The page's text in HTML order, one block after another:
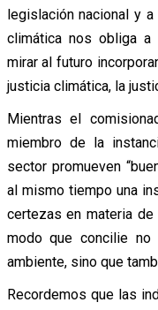
legislación nacional y
climática nos obliga a
mirar al futuro
justicia climática, la
Mientras el
miembro de la
sector promueven
al mismo tiempo una
certezas en materia
modo que concilie
ambiente, sino que
Recordemos que las